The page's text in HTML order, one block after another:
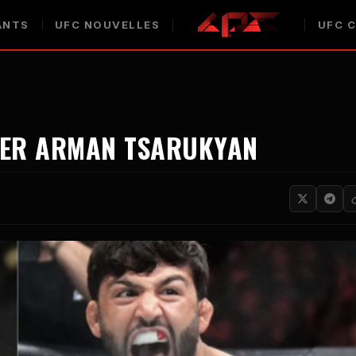
UFC NOUVELLES UFC
ARMAN TSARUKYAN